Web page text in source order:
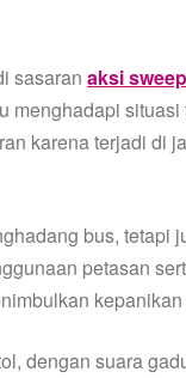
sasaran aksi
menghadapi
karena terjadi di
bus, tetapi
petasan
dengan suara